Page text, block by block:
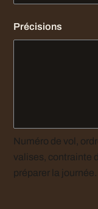
Précisions
Numéro de vol,
valises, contrainte d’accès : tout ce qui nous aide à